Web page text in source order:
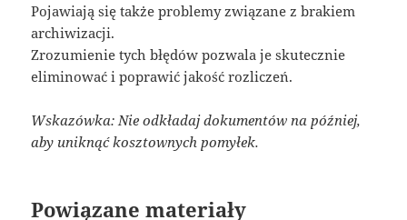
Pojawiają się także problemy związane z brakiem
archiwizacji.
Zrozumienie tych błędów pozwala je skutecznie
eliminować i poprawić jakość rozliczeń.
Wskazówka: Nie odkładaj dokumentów na później,
aby uniknąć kosztownych pomyłek.
Powiązane materiały